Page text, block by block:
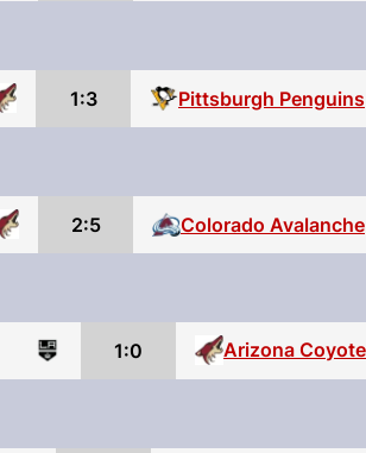
1:3 Pittsburgh Penguins
2:5 Colorado Avalanche
1:0 Arizona